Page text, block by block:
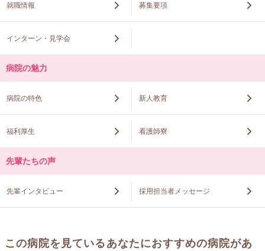
就職情報 募集要項
インターン・見学会
病院の魅力
病院の特色 新人教育
福利厚生 看護師寮
先輩たちの声
先輩インタビュー 採用担当者メッセージ
この病院を見ているあなたにおすすめの病院があ